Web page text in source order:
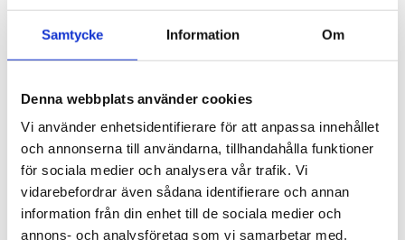
Samtycke Information Om
Denna webbplats använder cookies
Vi använder enhetsidentifierare för att anpassa innehållet
och annonserna till användarna, tillhandahålla funktioner
för sociala medier och analysera vår trafik. Vi
vidarebefordrar även sådana identifierare och annan
information från din enhet till de sociala medier och
annons- och analysföretag som vi samarbetar med.
THULE PRORIDE BLACK
Storsäljande
takcykelhållare
2 395 kr
VÅR FAVORIT!
THULE DOCKGLIDE
Horisontell kajakhållare
1 495kr
HALVA PRISET!